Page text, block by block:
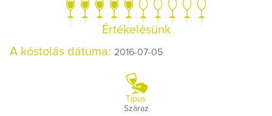
Értékelésünk
A kóstolás dátuma: 2016-07-05
Típus
Száraz